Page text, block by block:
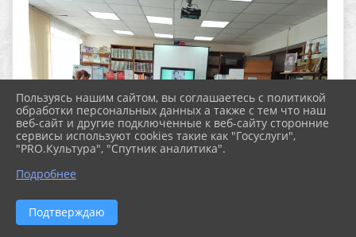
Пользуясь нашим сайтом, вы соглашаетесь с политикой
обработки персональных данных а также с тем что наш
веб-сайт и другие подключенные к веб-сайту сторонние
сервисы используют cookies такие как "Госуслуги",
"PRO.Культура", "Спутник аналитика".
Подробнее
Подтверждаю